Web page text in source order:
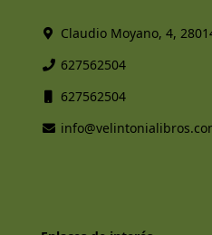
Claudio Moyano, 4,
627562504
627562504